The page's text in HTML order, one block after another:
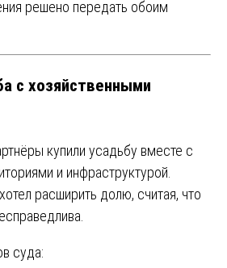
решено передать обоим
с хозяйственными
купили усадьбу вместе с
и инфраструктурой.
расширить долю, считая, что
суда: